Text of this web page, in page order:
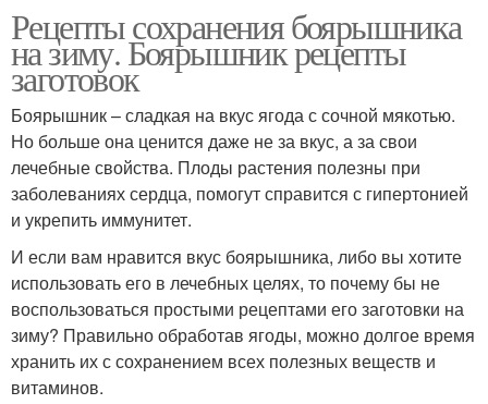
Рецепты сохранения боярышника
на зиму. Боярышник рецепты
заготовок
Боярышник – сладкая на вкус ягода с сочной мякотью.
Но больше она ценится даже не за вкус, а за свои
лечебные свойства. Плоды растения полезны при
заболеваниях сердца, помогут справится с гипертонией
и укрепить иммунитет.
И если вам нравится вкус боярышника, либо вы хотите
использовать его в лечебных целях, то почему бы не
воспользоваться простыми рецептами его заготовки на
зиму? Правильно обработав ягоды, можно долгое время
хранить их с сохранением всех полезных веществ и
витаминов.